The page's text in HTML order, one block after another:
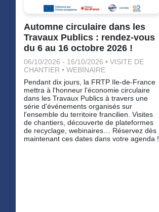
Automne circulaire dans les
Travaux Publics : rendez-vous
du 6 au 16 octobre 2026 !
06/10/2026 - 16/10/2026 • VISITE DE
CHANTIER • WEBINAIRE
Pendant dix jours, la FRTP Ile-de-France
mettra à l'honneur l'économie circulaire
dans les Travaux Publics à travers une
série d'événements organisés sur
l'ensemble du territoire francilien. Visites
de chantiers, découverte de plateformes
de recyclage, webinaires… Réservez dès
maintenant ces dates dans votre agenda !